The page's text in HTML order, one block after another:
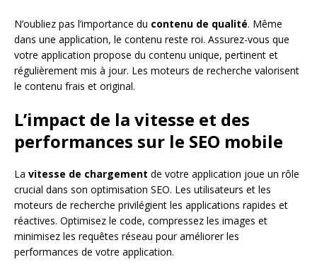
N’oubliez pas l’importance du contenu de qualité. Même
dans une application, le contenu reste roi. Assurez-vous que
votre application propose du contenu unique, pertinent et
régulièrement mis à jour. Les moteurs de recherche valorisent
le contenu frais et original.
L’impact de la vitesse et des
performances sur le SEO mobile
La vitesse de chargement de votre application joue un rôle
crucial dans son optimisation SEO. Les utilisateurs et les
moteurs de recherche privilégient les applications rapides et
réactives. Optimisez le code, compressez les images et
minimisez les requêtes réseau pour améliorer les
performances de votre application.